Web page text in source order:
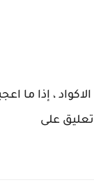
، إذا ما
على